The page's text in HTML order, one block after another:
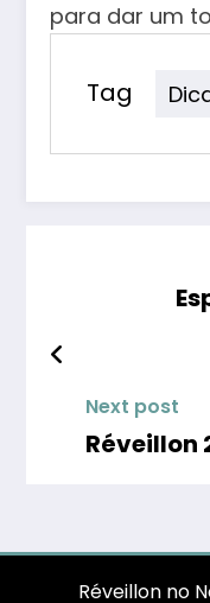
para dar um
Tag
Next post
Réveillon
Réveillon no